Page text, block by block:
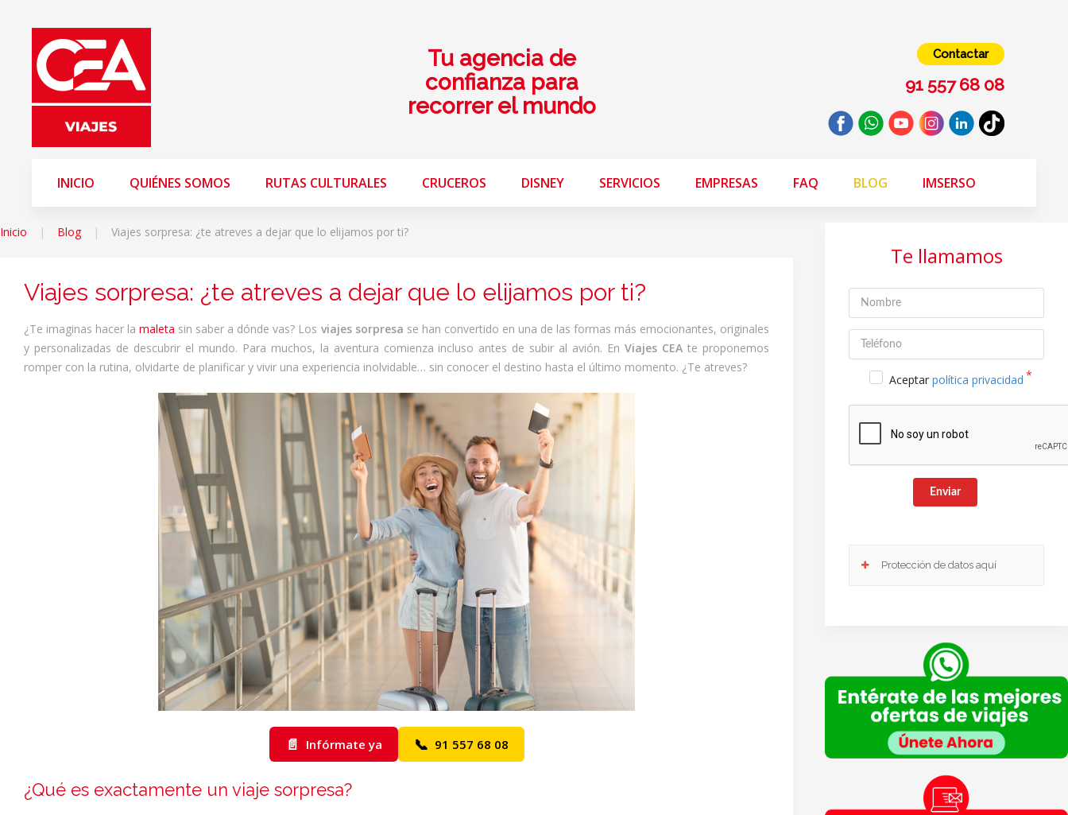
Tu agencia de
confianza para
recorrer el mundo
Contactar
91 557 68 08
INICIO QUIÉNES SOMOS RUTAS CULTURALES CRUCEROS DISNEY SERVICIOS EMPRESAS FAQ BLOG IMSERSO
Inicio Blog Viajes sorpresa: ¿te atreves a dejar que lo elijamos por ti?
Viajes sorpresa: ¿te atreves a dejar que lo elijamos por ti?
¿Te imaginas hacer lamaleta sin saber a dónde vas? Los viajes sorpresa se han convertido en una de las formas más emocionantes, originales
y personalizadas de descubrir el mundo. Para muchos, la aventura comienza incluso antes de subir al avión. EnViajes CEA te proponemos
romper con la rutina, olvidarte de planificar y vivir una experiencia inolvidable… sin conocer el destino hasta el último momento. ¿Te atreves?
📄 Infórmate ya 📞 91 557 68 08
¿Qué es exactamente un viaje sorpresa?
Te llamamos
Aceptarpolítica privacidad
Enviar
Protección de datos aquí
Finalidad de la recogida y tratamiento de los datos
: Dar respuesta a la consulta planteada.
: Consentimiento del interesado.
Destinatarios: Plataforma de Mail marketing-
Empresas del grupo CEA.
Información adicional: En laPolítica de Privacidad
VIAJESCEA encontrarás información adicional sobre la
parte de VIAJESCEA, incluida información sobre acceso,
conservación, rectificación, eliminación, seguridad y